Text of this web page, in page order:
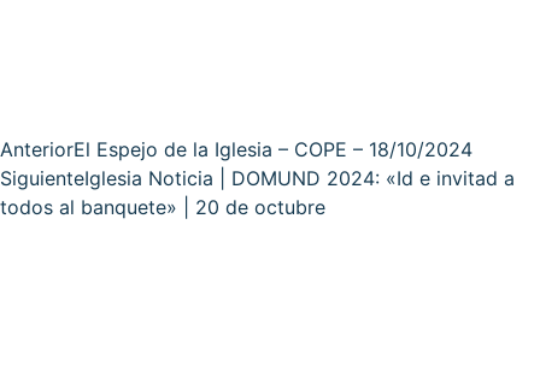
AnteriorEl Espejo de la Iglesia – COPE – 18/10/2024
SiguienteIglesia Noticia | DOMUND 2024: «Id e invitad a
todos al banquete» | 20 de octubre